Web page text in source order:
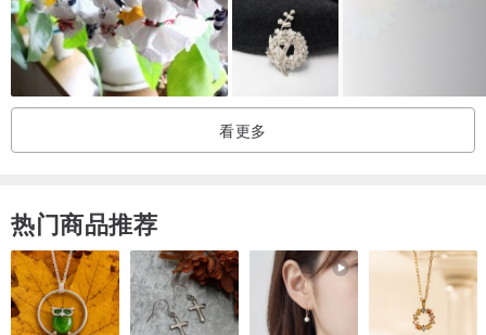
看更多
热门商品推荐